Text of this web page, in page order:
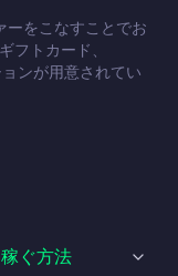
をこなすことでお
フトカード、
ンが用意されてい
ぐ方法